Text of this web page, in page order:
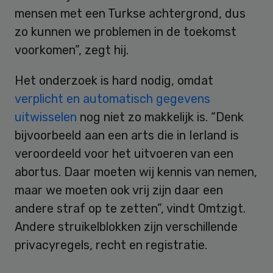
mensen met een Turkse achtergrond, dus
zo kunnen we problemen in de toekomst
voorkomen”, zegt hij.
Het onderzoek is hard nodig, omdat
verplicht en automatisch gegevens
uitwisselen nog niet zo makkelijk is. “Denk
bijvoorbeeld aan een arts die in Ierland is
veroordeeld voor het uitvoeren van een
abortus. Daar moeten wij kennis van nemen,
maar we moeten ook vrij zijn daar een
andere straf op te zetten”, vindt Omtzigt.
Andere struikelblokken zijn verschillende
privacyregels, recht en registratie.